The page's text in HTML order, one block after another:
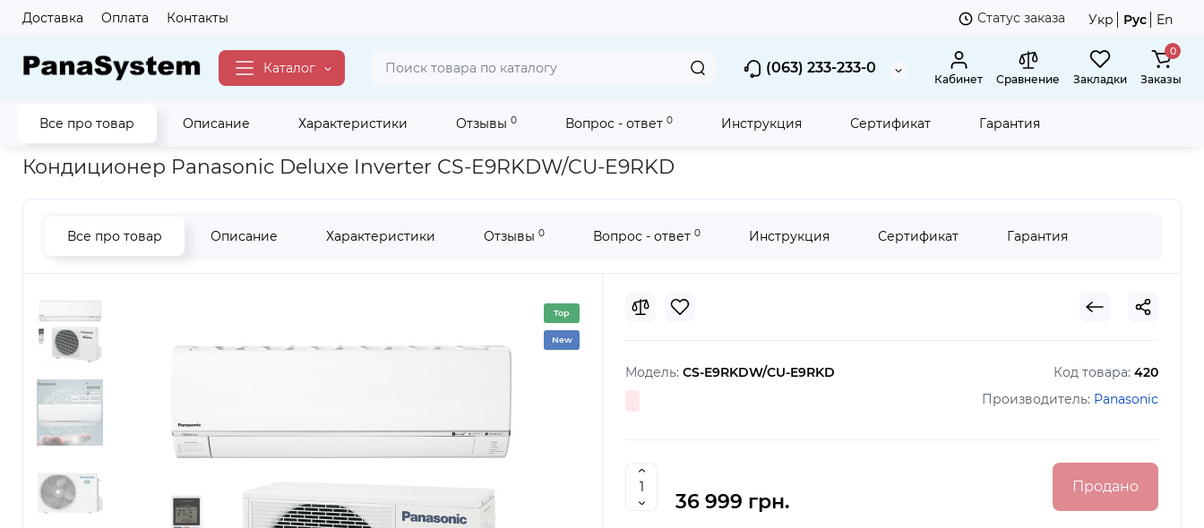
Доставка Оплата Контакты Статус заказа Укр Рус En
Каталог (063) 233-233-0
Кабинет Сравнение Закладки
0
Заказы
Все про товар Описание Характеристики Отзывы 0 Вопрос - ответ 0 Инструкция Сертификат Гарантия
Главная Для Дома Кондиционеры Deluxe Кондиционер Panasonic Deluxe Inverter CS-E9RKDW/CU-E9RKD
Кондиционер Panasonic Deluxe Inverter CS-E9RKDW/CU-E9RKD
Все про товар Описание Характеристики Отзывы 0 Вопрос - ответ 0 Инструкция Сертификат Гарантия
Top
New
Модель: CS-E9RKDW/CU-E9RKD Код товара: 420
Производитель: Panasonic
36 999 грн.
Продано